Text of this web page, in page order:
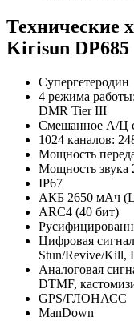
Технические
Kirisun DP685
Супергетеродин
4 режима
DMR Tier III
Смешанное А/Ц
1024 каналов:
Мощность
Мощность звука
IP67
АКБ 2650 мАч
ARC4 (40 бит)
Цифровая
Stun/Revive/Kill,
Аналоговая
DTMF,
GPS/ГЛОНАСС
ManDown